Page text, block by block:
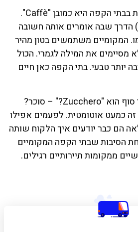
אחת המילים הכי נפוצות בבתי הקפה היא כמובן "Caffè".
אבל בנאפולי (Naples) הדרך שבה אומרים אותה חשובה
המקומיים משתמשים בטון מהיר
מסיימים את המילה לגמרי. הכול
יותר טבעי. בתי הקפה כאן חיים
עוד ביטוי שתשמעו בלי סוף הוא "Zucchero?" – סוכר?
כמעט אוטומטית. לפעמים אפילו
הם כבר יודעים איך הלקוח שותה
הסיבות שבתי הקפה המקומיים
ממקומות תיירותיים רגילים.